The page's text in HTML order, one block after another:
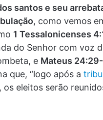
santos e seu
, como vemos
1 Tessalonicenses
do Senhor com voz
e Mateus
que, “logo após a
os eleitos serão